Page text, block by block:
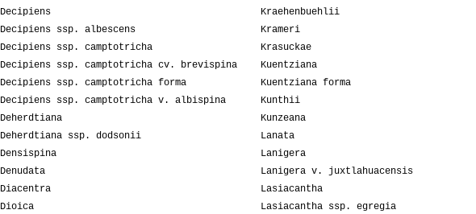
Decipiens
Decipiens ssp. albescens
Decipiens ssp. camptotricha
Decipiens ssp. camptotricha cv. brevispina
Decipiens ssp. camptotricha forma
Decipiens ssp. camptotricha v. albispina
Deherdtiana
Deherdtiana ssp. dodsonii
Densispina
Denudata
Diacentra
Dioica
Kraehenbuehlii
Krameri
Krasuckae
Kuentziana
Kuentziana forma
Kunthii
Kunzeana
Lanata
Lanigera
Lanigera v. juxtlahuacensis
Lasiacantha
Lasiacantha ssp. egregia